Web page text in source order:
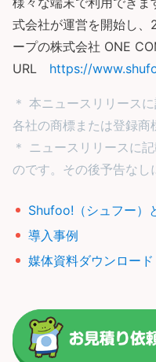
式会社が運営を開始し
ープの株式会社 ONE
URL https://
＊ 本ニュースリリース
各社の商標または登録
＊ ニュースリリースに
のです。その後予告なし
Shufoo!（シュフー）
導入事例
媒体資料ダウンロード